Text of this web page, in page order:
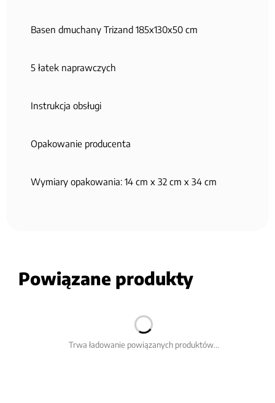
Basen dmuchany Trizand 185x130x50 cm
5 łatek naprawczych
Instrukcja obsługi
Opakowanie producenta
Wymiary opakowania: 14 cm x 32 cm x 34 cm
Powiązane produkty
Trwa ładowanie powiązanych produktów...